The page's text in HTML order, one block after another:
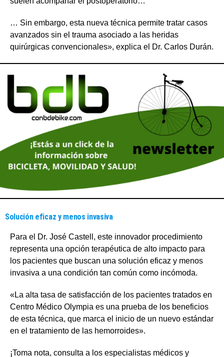
… Sin embargo, esta nueva técnica permite tratar casos
avanzados sin el trauma asociado a las heridas
quirúrgicas convencionales», explica el Dr. Carlos Durán.
Solución eficaz y menos invasiva
Para el Dr. José Castell, este innovador procedimiento
representa una opción terapéutica de alto impacto para
los pacientes que buscan una solución eficaz y menos
invasiva a una condición tan común como incómoda.
«La alta tasa de satisfacción de los pacientes tratados en
Centro Médico Olympia es una prueba de los beneficios
de esta técnica, que marca el inicio de un nuevo estándar
en el tratamiento de las hemorroides».
¡Toma nota, consulta a los especialistas médicos y